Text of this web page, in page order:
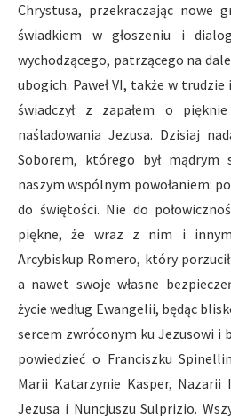
Chrystusa, przekraczając nowe
świadkiem w głoszeniu i
wychodzącego, patrzącego na
ubogich. Paweł VI, także w
świadczył z zapałem o
naśladowania Jezusa. Dzisiaj
Soborem, którego był mądrym
naszym wspólnym powołaniem:
do świętości. Nie do
piękne, że wraz z nim i
Arcybiskup Romero, który
a nawet swoje własne
życie według Ewangelii, będąc
sercem zwróconym ku Jezusowi i
powiedzieć o Franciszku
Marii Katarzynie Kasper, Nazarii
Jezusa i Nuncjuszu Sulprizio.